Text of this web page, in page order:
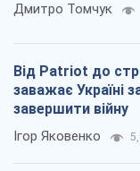
Дмитро Томчук
Від Patriot до
заважає Україні
завершити війну
Ігор Яковенко